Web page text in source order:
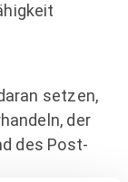
setzen,
der
des Post-